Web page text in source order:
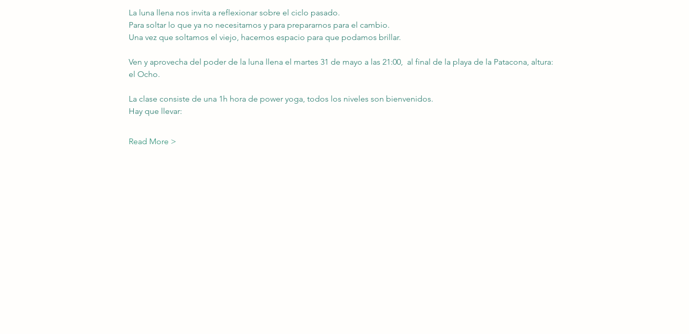
La luna llena nos invita a reflexionar sobre el ciclo pasado.
Para soltar lo que ya no necesitamos y para prepararnos para el cambio.
Una vez que soltamos el viejo, hacemos espacio para que podamos brillar.
Ven y aprovecha del poder de la luna llena el martes 31 de mayo a las 21:00,  al final de la playa de la Patacona, altura:
el Ocho.
La clase consiste de una 1h hora de power yoga, todos los niveles son bienvenidos.
Hay que llevar:
Read More >